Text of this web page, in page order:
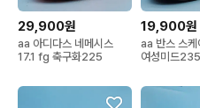
29,900원
aa 아디다스 네메시스
17.1 fg 축구화225
19,900원
aa 반스 스케
여성미드235